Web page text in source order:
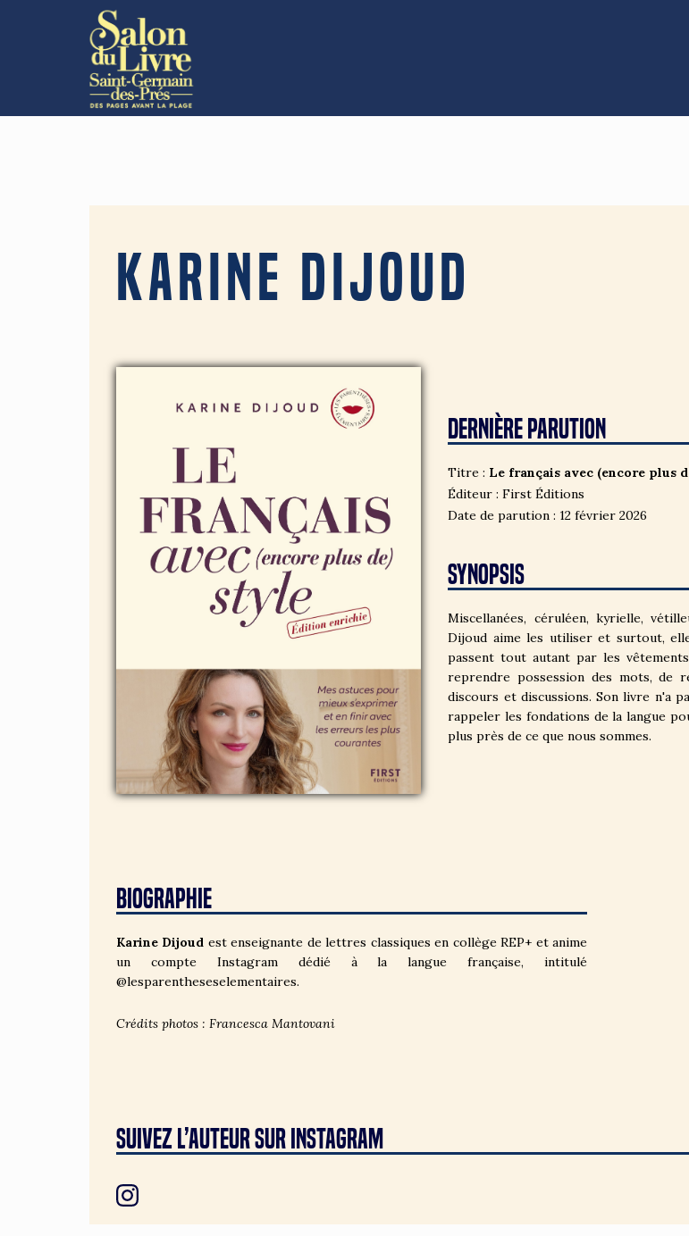
Karine Dijoud
DERNIÈRE PARUTION
Titre : Le français avec (encore plus
Éditeur : First Éditions
Date de parution : 12 février 2026
SYNOPSIS
Miscellanées, céruléen, kyrielle,
Dijoud aime les utiliser et surtout,
passent tout autant par les
reprendre possession des mots, de
discours et discussions. Son livre n'a
rappeler les fondations de la langue
plus près de ce que nous sommes.
BIOGRAPHIE
Karine Dijoud est enseignante de lettres classiques en collège REP+ et anime
un compte Instagram dédié à la langue française, intitulé
@lesparentheseselementaires.
Crédits photos : Francesca Mantovani
SUIVEZ L’auteur SUR INSTAGRAM